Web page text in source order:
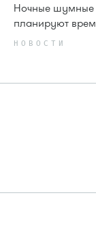
Ночные шумные
планируют
НОВОСТИ